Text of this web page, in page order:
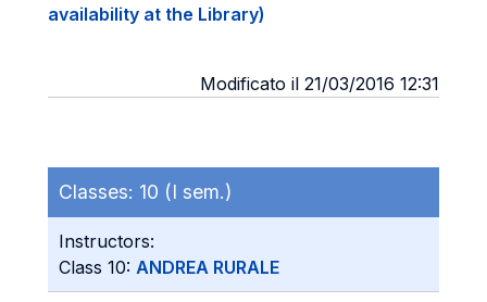
availability at the Library)
Modificato il 21/03/2016 12:31
Classes: 10 (I sem.)
Instructors:
Class 10: ANDREA RURALE